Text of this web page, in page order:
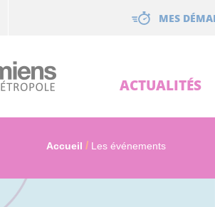
MES
ACTUALITÉS
Accueil Les événements